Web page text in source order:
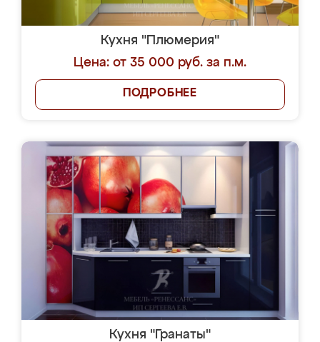
Кухня "Плюмерия"
Цена: от 35 000 руб. за п.м.
ПОДРОБНЕЕ
Кухня "Гранаты"